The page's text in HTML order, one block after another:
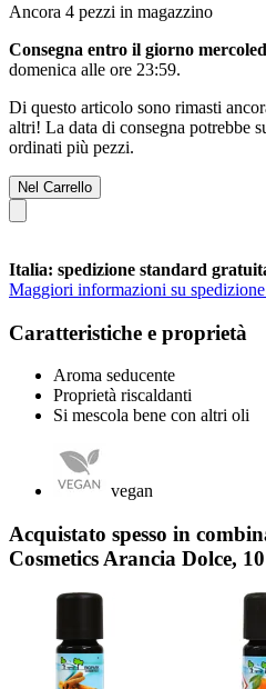
Ancora 4 pezzi in magazzino
Consegna entro il giorno
domenica alle ore 23:59.
Di questo articolo sono rimasti
altri! La data di consegna potrebbe
ordinati più pezzi.
Nel Carrello
Italia: spedizione standard
Maggiori informazioni su spedizione
Caratteristiche e proprietà
Aroma seducente
Proprietà riscaldanti
Si mescola bene con altri oli
vegan
Acquistato spesso in
Cosmetics Arancia Dolce,